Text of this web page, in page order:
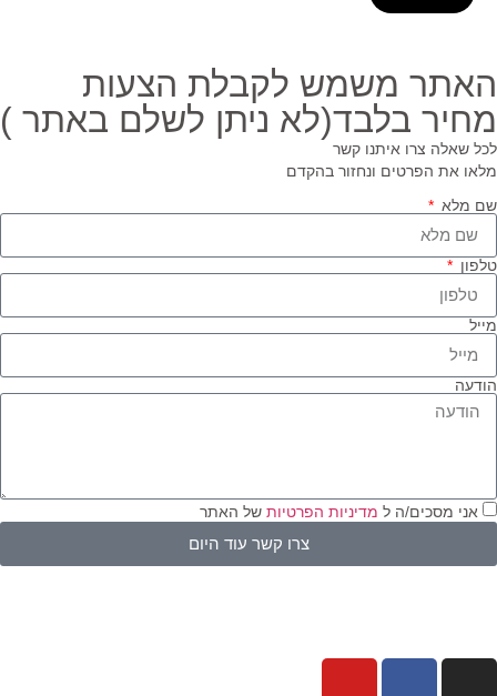
משמש לקבלת הצעות
בלבד(לא ניתן לשלם באתר )
שאלה צרו איתנו קשר
את הפרטים ונחזור בהקדם
מלא
אני מסכים/ה למדיניות הפרטיותשל האתר
צרו קשר עוד היום